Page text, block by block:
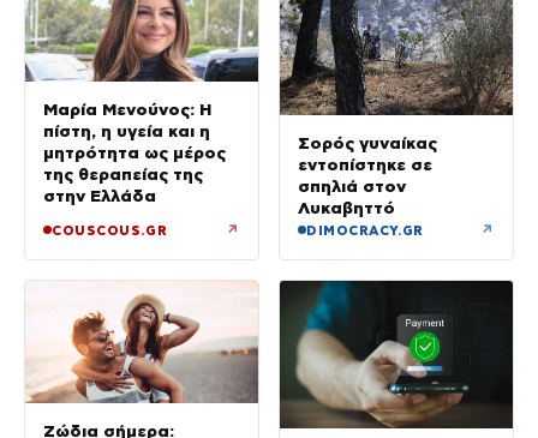
Μαρία Μενούνος: Η
πίστη, η υγεία και η
μητρότητα ως μέρος
της θεραπείας της
στην Ελλάδα
COUSCOUS.GR ↗
Σορός γυναίκας
εντοπίστηκε σε
σπηλιά στον
Λυκαβηττό
DIMOCRACY.GR ↗
Ζώδια σήμερα: